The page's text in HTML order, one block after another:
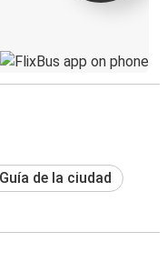
Guía de la ciudad